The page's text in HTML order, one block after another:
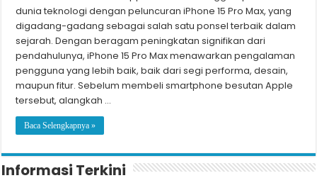
dunia teknologi dengan peluncuran iPhone 15 Pro Max, yang
digadang-gadang sebagai salah satu ponsel terbaik dalam
sejarah. Dengan beragam peningkatan signifikan dari
pendahulunya, iPhone 15 Pro Max menawarkan pengalaman
pengguna yang lebih baik, baik dari segi performa, desain,
maupun fitur. Sebelum membeli smartphone besutan Apple
tersebut, alangkah …
Baca Selengkapnya »
Informasi Terkini